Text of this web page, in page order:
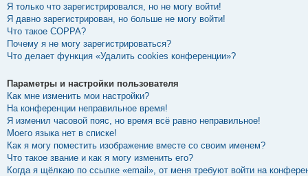
Я только что зарегистрировался, но не могу войти!
Я давно зарегистрирован, но больше не могу войти!
Что такое COPPA?
Почему я не могу зарегистрироваться?
Что делает функция «Удалить cookies конференции»?
Параметры и настройки пользователя
Как мне изменить мои настройки?
На конференции неправильное время!
Я изменил часовой пояс, но время всё равно неправильное!
Моего языка нет в списке!
Как я могу поместить изображение вместе со своим именем?
Что такое звание и как я могу изменить его?
Когда я щёлкаю по ссылке «email», от меня требуют войти на